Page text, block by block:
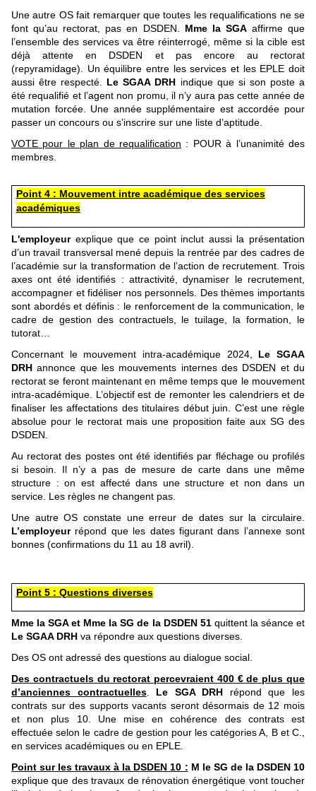
Une autre OS fait remarquer que toutes les requalifications ne se
font qu’au rectorat, pas en DSDEN. Mme la SGAaffirme que
l’ensemble des services va être réinterrogé, même si la cible est
déjà attente en DSDEN et pas encore au rectorat
(repyramidage). Un équilibre entre les services et les EPLE doit
aussi être respecté. Le SGAA DRH indique que si son poste a
été requalifié et l’agent non promu, il n’y aura pas cette année de
mutation forcée. Une année supplémentaire est accordée pour
passer un concours ou s’inscrire sur une liste d’aptitude.
VOTE pour le plan de requalification : POUR à l’unanimité des
membres.
Point 4 : Mouvement intre académique des services
académiques
L'employeur explique que ce point inclut aussi la présentation
d’un travail transversal mené depuis la rentrée par des cadres de
l’académie sur la transformation de l’action de recrutement. Trois
axes ont été identifiés : attractivité, dynamiser le recrutement,
accompagner et fidéliser nos personnels. Des thèmes importants
sont abordés et définis : le renforcement de la communication, le
cadre de gestion des contractuels, le tuilage, la formation, le
tutorat…
Concernant le mouvement intra-académique 2024, Le SGAA
DRH annonce que les mouvements internes des DSDEN et du
rectorat se feront maintenant en même temps que le mouvement
intra-académique. L’objectif est de remonter les calendriers et de
finaliser les affectations des titulaires début juin. C’est une règle
absolue pour le rectorat mais une proposition faite aux SG des
DSDEN.
Au rectorat des postes ont été identifiés par fléchage ou profilés
si besoin. Il n’y a pas de mesure de carte dans une même
structure : on est affecté dans une structure et non dans un
service. Les règles ne changent pas.
Une autre OS constate une erreur de dates sur la circulaire.
L’employeurrépond que les dates figurant dans l’annexe sont
bonnes (confirmations du 11 au 18 avril).
Point 5 : Questions diverses
Mme la SGA et Mme la SG de la DSDEN 51quittent la séance et
Le SGAA DRH va répondre aux questions diverses.
Des OS ont adressé des questions au dialogue social.
Des contractuels du rectorat percevraient 400 € de plus que
d’anciennes contractuelles. Le SGA DRH répond que les
contrats sur des supports vacants seront désormais de 12 mois
et non plus 10. Une mise en cohérence des contrats est
effectuée selon le cadre de gestion pour les catégories A, B et C.,
en services académiques ou en EPLE.
Point sur les travaux à la DSDEN 10 : M le SG de la DSDEN 10
explique que des travaux de rénovation énergétique vont toucher